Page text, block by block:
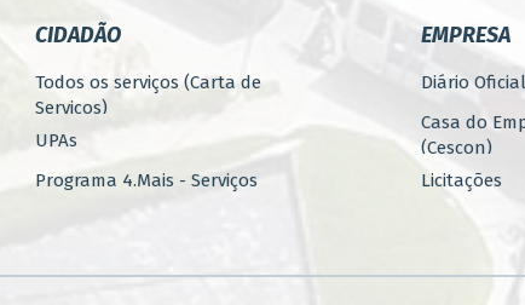
CIDADÃO
Todos os serviços (Carta de
Serviços)
UPAs
Programa 4.Mais - Serviços
EMPRESA
Diário Oficial
Casa do
(Cescon)
Licitações